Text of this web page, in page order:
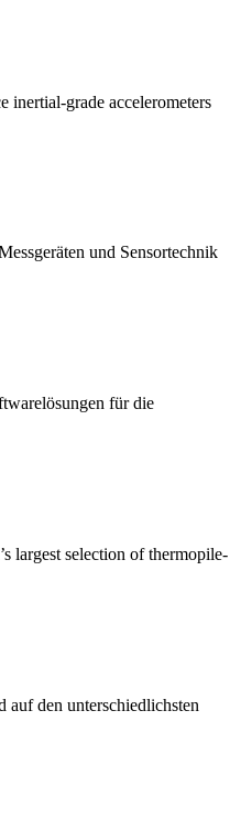
inertial-grade accelerometers
und Sensortechnik
für die
largest selection of thermopile-
auf den unterschiedlichsten